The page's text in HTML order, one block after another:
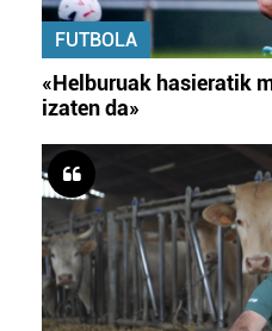
FUTBOLA
«Helburuak hasieratik
izaten da»